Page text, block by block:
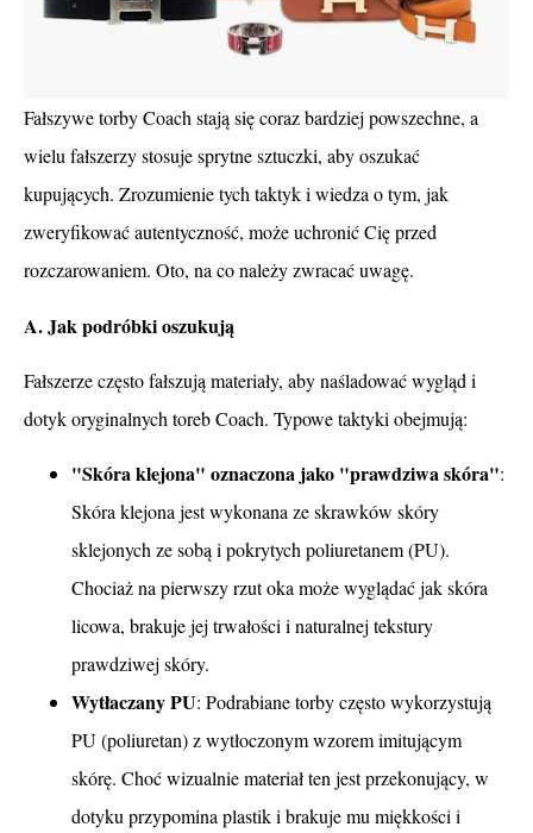
Fałszywe torby Coach stają się coraz bardziej powszechne, a
wielu fałszerzy stosuje sprytne sztuczki, aby oszukać
kupujących. Zrozumienie tych taktyk i wiedza o tym, jak
zweryfikować autentyczność, może uchronić Cię przed
rozczarowaniem. Oto, na co należy zwracać uwagę.
A. Jak podróbki oszukują
Fałszerze często fałszują materiały, aby naśladować wygląd i
dotyk oryginalnych toreb Coach. Typowe taktyki obejmują:
"Skóra klejona" oznaczona jako "prawdziwa skóra":
Skóra klejona jest wykonana ze skrawków skóry
sklejonych ze sobą i pokrytych poliuretanem (PU).
Chociaż na pierwszy rzut oka może wyglądać jak skóra
licowa, brakuje jej trwałości i naturalnej tekstury
prawdziwej skóry.
Wytłaczany PU: Podrabiane torby często wykorzystują
PU (poliuretan) z wytłoczonym wzorem imitującym
skórę. Choć wizualnie materiał ten jest przekonujący, w
dotyku przypomina plastik i brakuje mu miękkości i